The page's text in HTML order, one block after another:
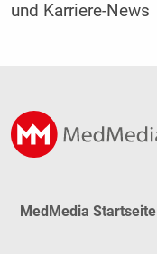
und Karriere-News
MedMedia Startseite